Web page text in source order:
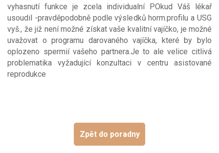
vyhasnutí funkce je zcela individualní POkud Váš lékař
usoudil -pravděpodobně podle výsledků horm.profilu a USG
vyš., že již není možné získat vaše kvalitní vajíčko, je možné
uvažovat o programu darovaného vajíčka, které by bylo
oplozeno spermií vašeho partnera.Je to ale velice citlivá
problematika vyžadující konzultaci v centru asistované
reprodukce
Zpět do poradny